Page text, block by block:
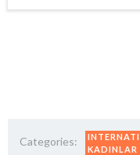
Categories:
KADINLAR